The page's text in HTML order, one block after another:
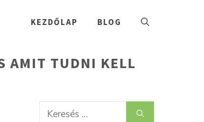
KEZDŐLAP BLOG
AMIT TUDNI KELL